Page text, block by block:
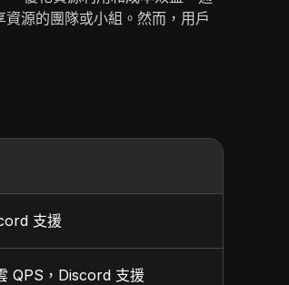
源的團隊或小組。然而，用戶
支援
QPS，Discord 支援